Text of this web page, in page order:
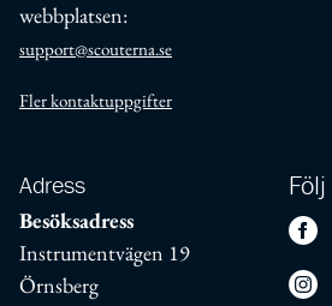
webbplatsen:
support@scouterna.se
Fler kontaktuppgifter
Adress
Besöksadress
Instrumentvägen 19
Örnsberg